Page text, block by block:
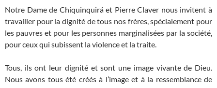
Notre Dame de Chiquinquirá et Pierre Claver nous invitent à
travailler pour la dignité de tous nos frères, spécialement pour
les pauvres et pour les personnes marginalisées par la société,
pour ceux qui subissent la violence et la traite.
Tous, ils ont leur dignité et sont une image vivante de Dieu.
Nous avons tous été créés à l’image et à la ressemblance de